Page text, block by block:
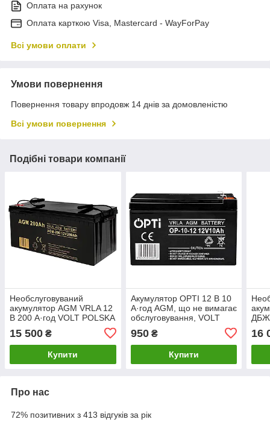
Оплата на рахунок
Оплата карткою Visa, Mastercard - WayForPay
Всі умови оплати
Умови повернення
Повернення товару впродовж 14 днів за домовленістю
Всі умови повернення
Подібні товари компанії
Необслуговуваний
акумулятор AGM VRLA 12
В 200 А·год VOLT POLSKA
15 500 ₴
Купити
Акумулятор OPTI 12 В 10
А·год AGM, що не вимагає
обслуговування, VOLT
950₴
Купити
ДБЖ,
V-
16
Про нас
72% позитивних з 413 відгуків за рік